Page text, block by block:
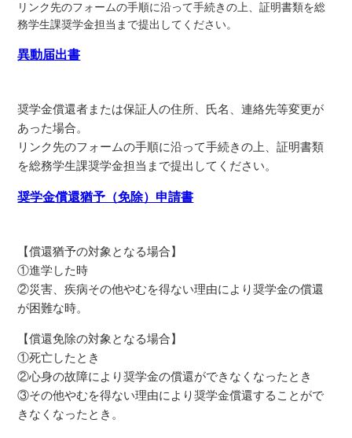
リンク先のフォームの⼿順に沿って⼿続きの上、証明書類を総
務学⽣課奨学⾦担当まで提出してください。
異動届出書
奨学⾦償還者または保証⼈の住所、⽒名、連絡先等変更が
あった場合。
リンク先のフォームの⼿順に沿って⼿続きの上、証明書類
を総務学⽣課奨学⾦担当まで提出してください。
奨学⾦償還猶予（免除）申請書
【償還猶予の対象となる場合】
①進学した時
②災害、疾病その他やむを得ない理由により奨学⾦の償還
が困難な時。
【償還免除の対象となる場合】
①死亡したとき
②⼼⾝の故障により奨学⾦の償還ができなくなったとき
③その他やむを得ない理由により奨学⾦償還することがで
きなくなったとき。